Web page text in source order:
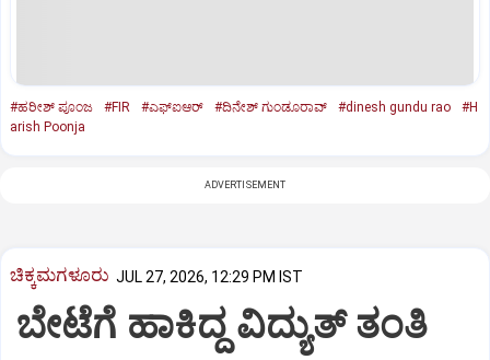
#ಹರೀಶ್‌ ಪೂಂಜ #FIR #ಎಫ್ಐಆರ್ #ದಿನೇಶ್‌ ಗುಂಡೂರಾವ್‌ #dinesh gundu rao
#H
arish Poonja
ADVERTISEMENT
ಚಿಕ್ಕಮಗಳೂರು JUL 27, 2026, 12:29 PM IST
ಬೇಟೆಗೆ ಹಾಕಿದ್ದ ವಿದ್ಯುತ್ ತಂತಿ